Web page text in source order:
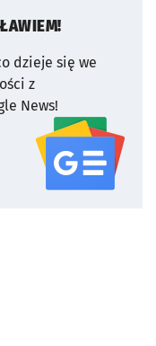
dzieje się we
z
News!
serwisu